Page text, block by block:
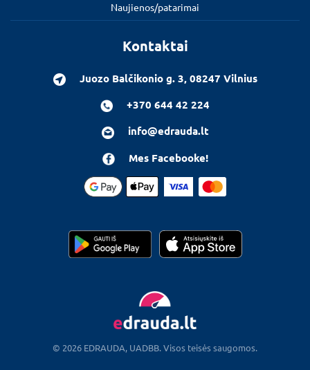
Naujienos/patarimai
Kontaktai
Juozo Balčikonio g. 3, 08247 Vilnius
+370 644 42 224
info@edrauda.lt
Mes Facebooke!
© 2026 EDRAUDA, UADBB. Visos teisės saugomos.